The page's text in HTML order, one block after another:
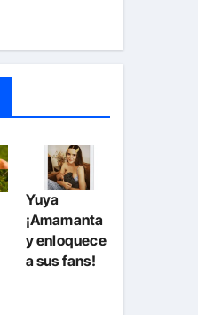
Yuya
¡Amamanta
y enloquece
a sus fans!